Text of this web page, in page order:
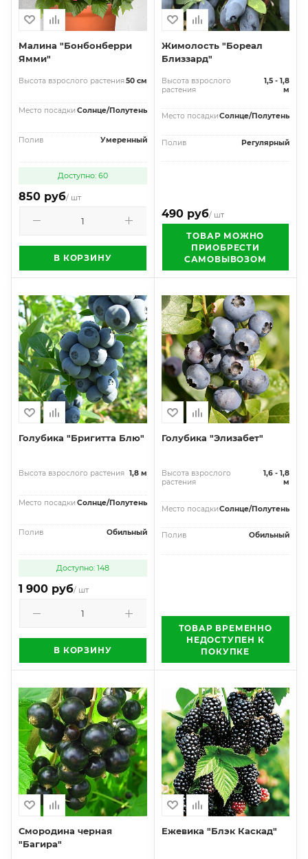
Малина "Бонбонберри
Ямми"
Высота взрослого растения50 см
Место посадки Солнце/Полутень
Полив Умеренный
Доступно: 60
850 руб/ шт
В КОРЗИНУ
Жимолость "Бореал
Близзард"
Высота взрослого
растения
1,5 - 1,8
м
Место посадкиСолнце/Полутень
Полив Регулярный
490 руб/ шт
ТОВАР МОЖНО
ПРИОБРЕСТИ
САМОВЫВОЗОМ
Голубика "Бригитта Блю"
Высота взрослого растения 1,8 м
Место посадки Солнце/Полутень
Полив Обильный
Доступно: 148
1 900 руб/ шт
В КОРЗИНУ
Голубика "Элизабет"
Высота взрослого
растения
1,6 - 1,8
м
Место посадкиСолнце/Полутень
Полив Обильный
ТОВАР ВРЕМЕННО
НЕДОСТУПЕН К
ПОКУПКЕ
Смородина черная
"Багира"
Ежевика "Блэк Каскад"